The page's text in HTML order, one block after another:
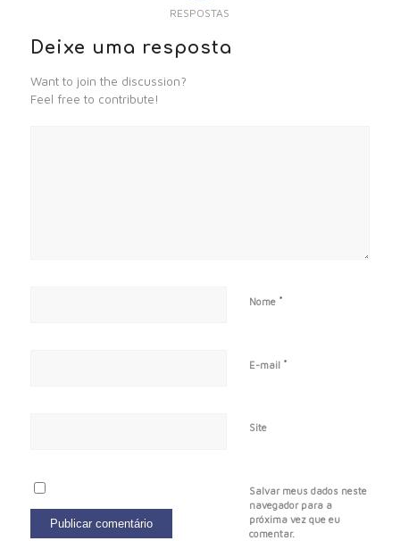
RESPOSTAS
Deixe uma resposta
Want to join the discussion?
Feel free to contribute!
Nome *
E-mail *
Site
Salvar meus dados neste
navegador para a
próxima vez que eu
comentar.